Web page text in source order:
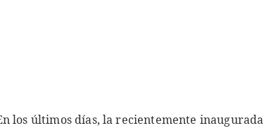
los últimos días, la recientemente inaugurada